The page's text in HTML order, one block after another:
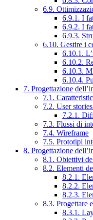
6.9.
6.9.1. I
6.9.2. I
6.9.3.
6.10. Gestire i
6.10.1.
6.10.2.
6.10.3.
6.10.4.
7. Progettazione
7.1.
7.2. User
7.2.1.
7.3. Flussi di
7.4. Wireframe
7.5. Prototipi
8. Progettazione
8.1. Obiettivi
8.2. Elementi
8.2.1.
8.2.2.
8.2.3.
8.3. Progettare
8.3.1.